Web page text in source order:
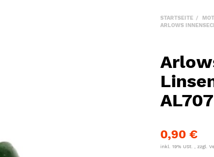
STARTSEITE
ARLOWS
0,90 €
inkl. 19% USt. , zzgl.